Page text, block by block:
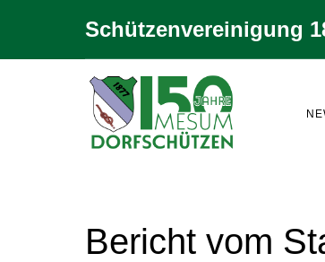
Schützenvereinigung
Bericht vom